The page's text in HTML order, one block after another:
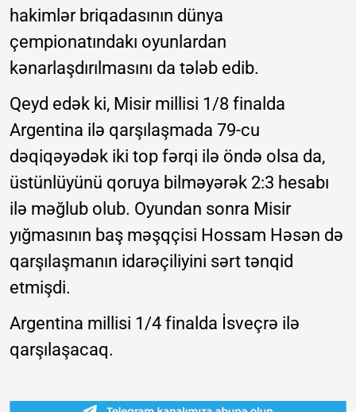
hakimlər briqadasının dünya
çempionatındakı oyunlardan
kənarlaşdırılmasını da tələb edib.
Qeyd edək ki, Misir millisi 1/8 finalda
Argentina ilə qarşılaşmada 79-cu
dəqiqəyədək iki top fərqi ilə öndə olsa da,
üstünlüyünü qoruya bilməyərək 2:3 hesabı
ilə məğlub olub. Oyundan sonra Misir
yığmasının baş məşqçisi Hossam Həsən də
qarşılaşmanın idarəçiliyini sərt tənqid
etmişdi.
Argentina millisi 1/4 finalda İsveçrə ilə
qarşılaşacaq.